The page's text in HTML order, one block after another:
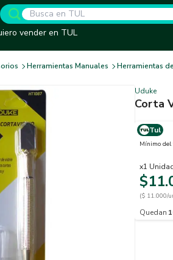
vender en TUL
Herramientas Manuales Herramientas
Uduke
Corta
Tul
Mínimo del
x1
($ 11.000/
Quedan